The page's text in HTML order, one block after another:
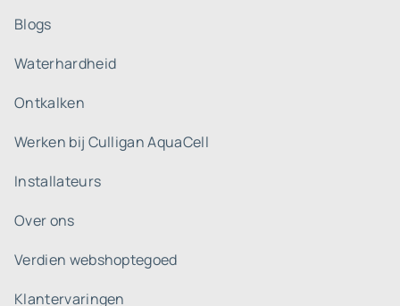
Blogs
Waterhardheid
Ontkalken
Werken bij Culligan AquaCell
Installateurs
Over ons
Verdien webshoptegoed
Klantervaringen